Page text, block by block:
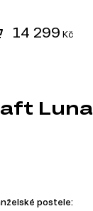
14 299 Kč
Luna
postele: